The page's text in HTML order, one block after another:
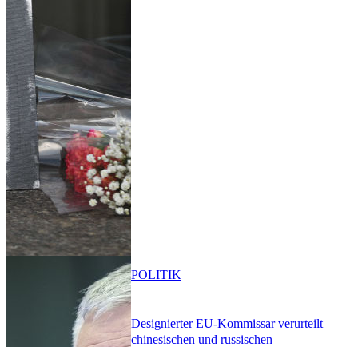
Designierter EU-Kommissar verurteilt
chinesischen und russischen
POLITIK